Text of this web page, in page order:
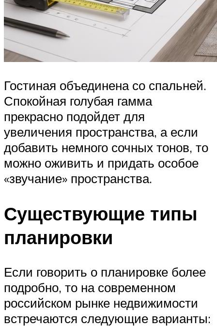
Гостиная объединена со спальней.
Спокойная голубая гамма
прекрасно подойдет для
увеличения пространства, а если
добавить немного сочных тонов, то
можно оживить и придать особое
«звучание» пространства.
Существующие типы
планировки
Если говорить о планировке более
подробно, то на современном
российском рынке недвижимости
встречаются следующие варианты: